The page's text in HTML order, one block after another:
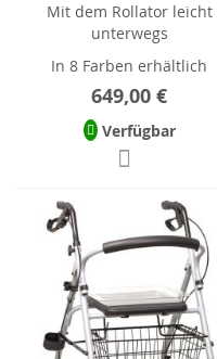
Mit dem Rollator leicht
unterwegs
In 8 Farben erhältlich
649,00 €
Verfügbar